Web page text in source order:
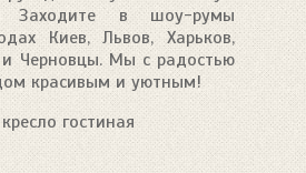
Заходите в шоу-румы
Киев, Львов, Харьков,
Черновцы. Мы с радостью
красивым и уютным!